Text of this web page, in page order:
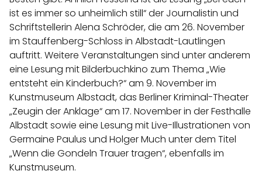
ist es immer so unheimlich still“ der Journalistin und
Schriftstellerin Alena Schröder, die am 26. November
im Stauffenberg-Schloss in Albstadt-Lautlingen
auftritt. Weitere Veranstaltungen sind unter anderem
eine Lesung mit Bilderbuchkino zum Thema „Wie
entsteht ein Kinderbuch?“ am 9. November im
Kunstmuseum Albstadt, das Berliner Kriminal-Theater
„Zeugin der Anklage“ am 17. November in der Festhalle
Albstadt sowie eine Lesung mit Live-Illustrationen von
Germaine Paulus und Holger Much unter dem Titel
„Wenn die Gondeln Trauer tragen“, ebenfalls im
Kunstmuseum.